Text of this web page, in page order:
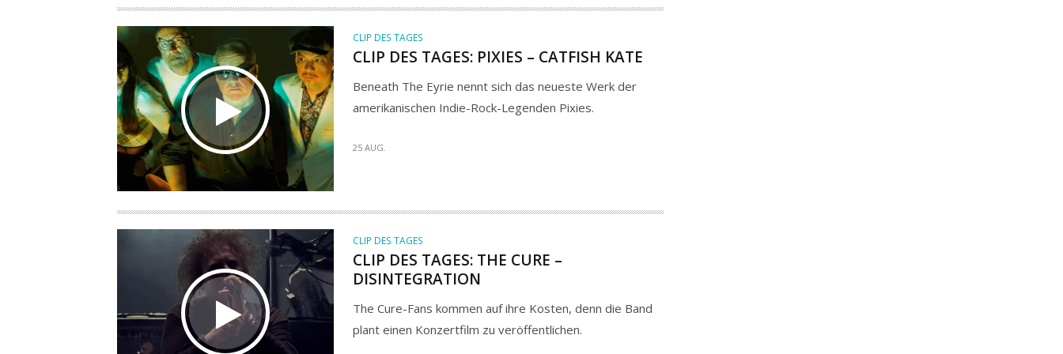
CLIP DES TAGES
CLIP DES TAGES: PIXIES – CATFISH KATE
Beneath The Eyrie nennt sich das neueste Werk der
amerikanischen Indie-Rock-Legenden Pixies.
25 AUG.
CLIP DES TAGES
CLIP DES TAGES: THE CURE –
DISINTEGRATION
The Cure-Fans kommen auf ihre Kosten, denn die Band
plant einen Konzertfilm zu veröffentlichen.